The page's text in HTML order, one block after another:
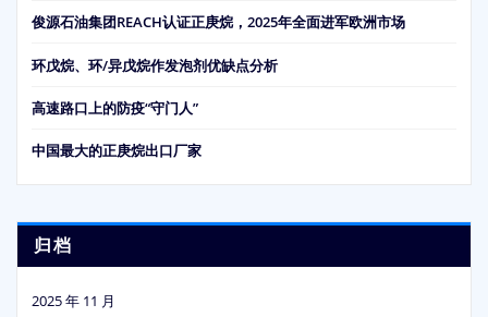
俊源石油集团REACH认证正庚烷，2025年全面进军欧洲市场
环戊烷、环/异戊烷作发泡剂优缺点分析
高速路口上的防疫“守门人”
中国最大的正庚烷出口厂家
归档
2025 年 11 月